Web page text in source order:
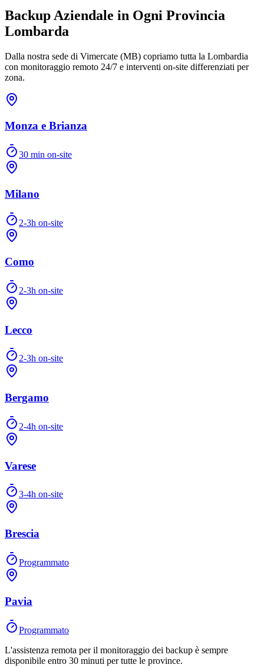
Backup Aziendale in Ogni Provincia
Lombarda
Dalla nostra sede di Vimercate (MB) copriamo tutta la Lombardia
con monitoraggio remoto 24/7 e interventi on-site differenziati per
zona.
Monza e Brianza
30 min on-site
Milano
2-3h on-site
Como
2-3h on-site
Lecco
2-3h on-site
Bergamo
2-4h on-site
Varese
3-4h on-site
Brescia
Programmato
Pavia
Programmato
L'assistenza remota per il monitoraggio dei backup è sempre
disponibile entro 30 minuti per tutte le province.